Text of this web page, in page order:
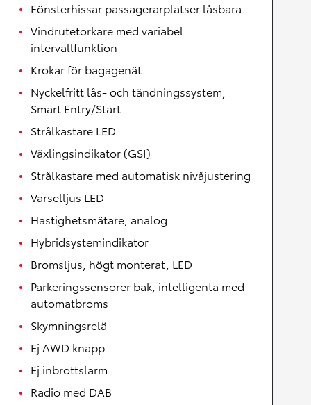
Fönsterhissar passagerarplatser låsbara
Vindrutetorkare med variabel
intervallfunktion
Krokar för bagagenät
Nyckelfritt lås- och tändningssystem,
Smart Entry/Start
Strålkastare LED
Växlingsindikator (GSI)
Strålkastare med automatisk nivåjustering
Varselljus LED
Hastighetsmätare, analog
Hybridsystemindikator
Bromsljus, högt monterat, LED
Parkeringssensorer bak, intelligenta med
automatbroms
Skymningsrelä
Ej AWD knapp
Ej inbrottslarm
Radio med DAB